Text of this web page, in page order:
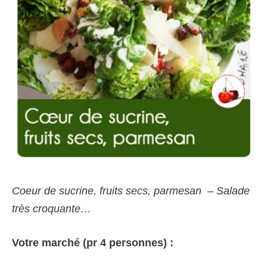
Coeur de sucrine, fruits secs, parmesan – Salade
très croquante…
Votre marché (pr 4 personnes) :